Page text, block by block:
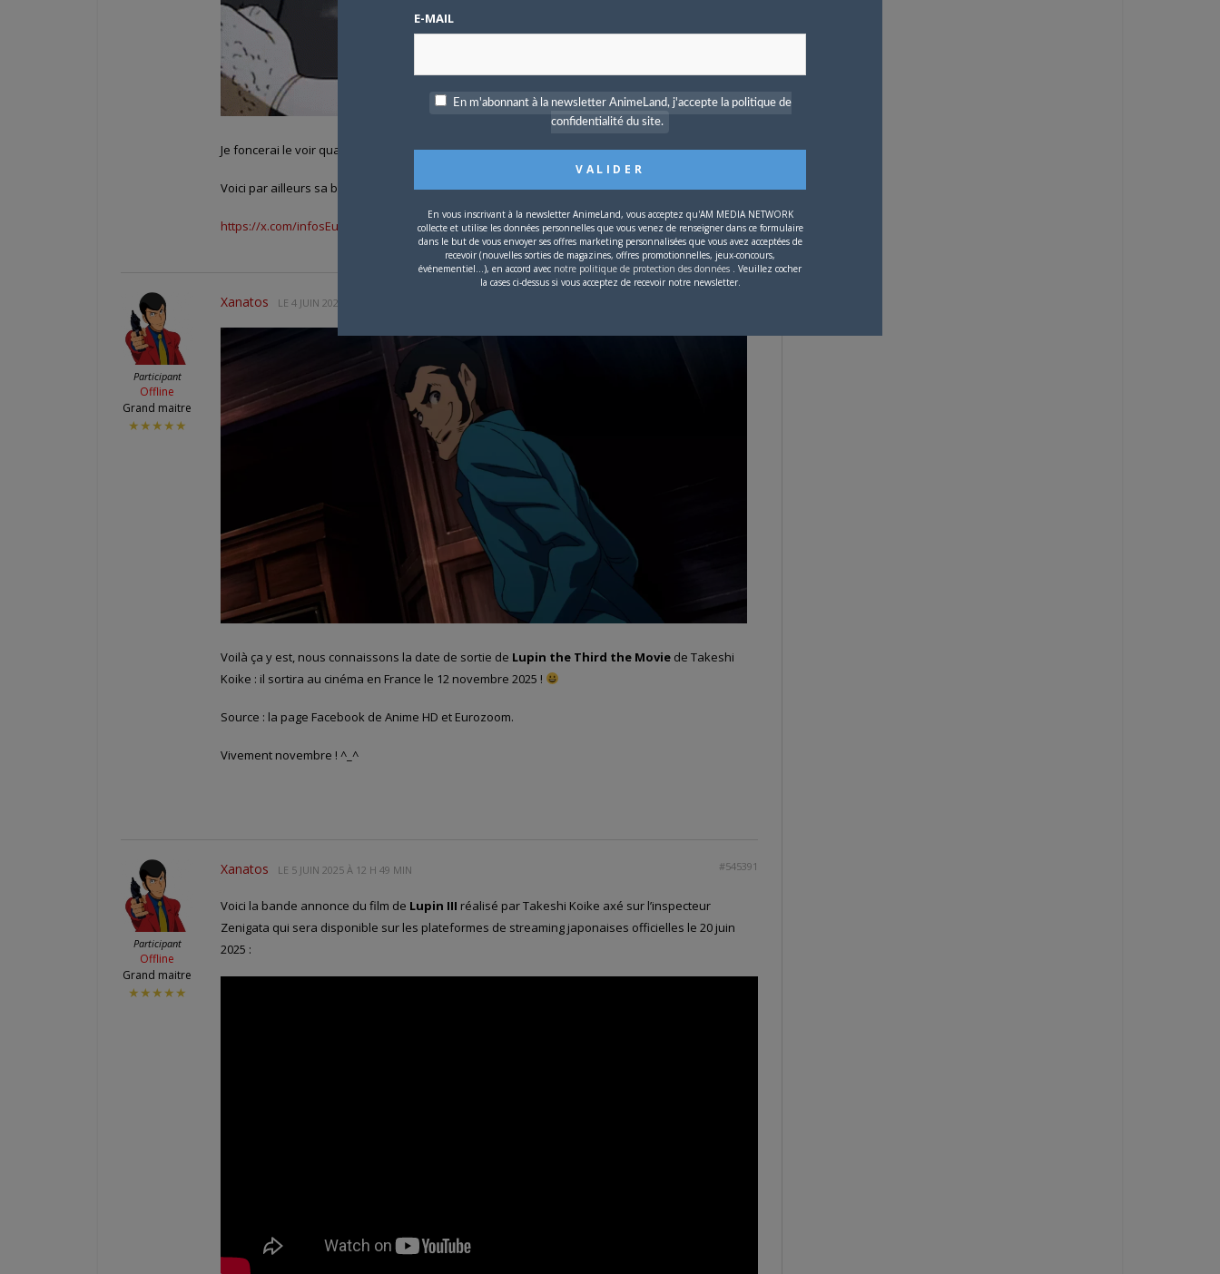
Je foncerai le voir quand il sera à l’affiche, je ne louperai pour rien au monde !
Voici par ailleurs sa bande annonce en VOSTFR :
https://x.com/infosEurozoom/status/1923293705022091484?t=lJKaDvkHkcg5PZyNw-w_yA&s=19
Participant
Offline
Grand maitre
★★★★★
Xanatos LE 4 JUIN 2025 À 9 H 43 MIN
Voilà ça y est, nous connaissons la date de sortie de Lupin the Third the Movie de Takeshi
Koike : il sortira au cinéma en France le 12 novembre 2025 !
Source : la page Facebook de Anime HD et Eurozoom.
Vivement novembre ! ^_^
Participant
Offline
Grand maitre
★★★★★
Xanatos LE 5 JUIN 2025 À 12 H 49 MIN #545391
Voici la bande annonce du film de Lupin III réalisé par Takeshi Koike axé sur l’inspecteur
Zenigata qui sera disponible sur les plateformes de streaming japonaises officielles le 20 juin
2025 :
E-MAIL
En m'abonnant à la newsletter AnimeLand, j'accepte la politique de
confidentialité du site.
En vous inscrivant à la newsletter AnimeLand, vous acceptez qu'AM MEDIA NETWORK
collecte et utilise les données personnelles que vous venez de renseigner dans ce formulaire
dans le but de vous envoyer ses offres marketing personnalisées que vous avez acceptées de
recevoir (nouvelles sorties de magazines, offres promotionnelles, jeux-concours,
événementiel...), en accord avec notre politique de protection des données . Veuillez cocher
la cases ci-dessus si vous acceptez de recevoir notre newsletter.